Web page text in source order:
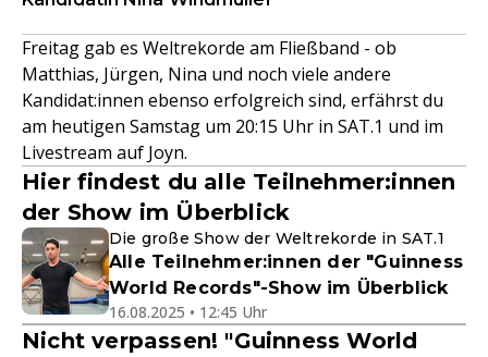
Freitag gab es Weltrekorde am Fließband - ob
Matthias, Jürgen, Nina und noch viele andere
Kandidat:innen ebenso erfolgreich sind, erfährst du
am heutigen Samstag um 20:15 Uhr in SAT.1 und im
Livestream auf Joyn.
Hier findest du alle Teilnehmer:innen
der Show im Überblick
Die große Show der Weltrekorde in SAT.1
Alle Teilnehmer:innen der "Guinness
World Records"-Show im Überblick
16.08.2025 • 12:45 Uhr
Nicht verpassen! "Guinness World